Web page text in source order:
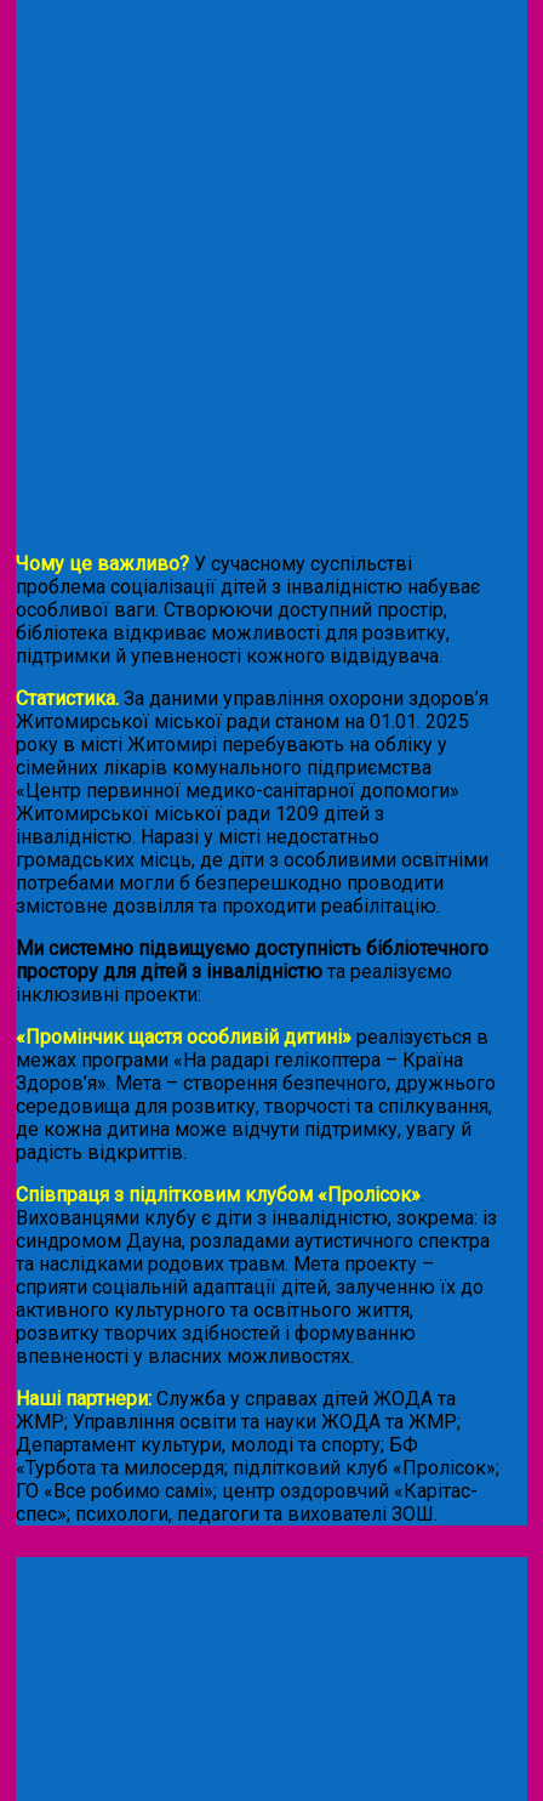
Чому це важливо? У сучасному суспільстві
проблема соціалізації дітей з інвалідністю набуває
особливої ваги. Створюючи доступний простір,
бібліотека відкриває можливості для розвитку,
підтримки й упевненості кожного відвідувача.
Статистика. За даними управління охорони здоров’я
Житомирської міської ради станом на 01.01. 2025
року в місті Житомирі перебувають на обліку у
сімейних лікарів комунального підприємства
«Центр первинної медико-санітарної допомоги»
Житомирської міської ради 1209 дітей з
інвалідністю. Наразі у місті недостатньо
громадських місць, де діти з особливими освітніми
потребами могли б безперешкодно проводити
змістовне дозвілля та проходити реабілітацію.
Ми системно підвищуємо доступність бібліотечного
простору для дітей з інвалідністю та реалізуємо
інклюзивні проекти:
«Промінчик щастя особливій дитині» реалізується в
межах програми «На радарі гелікоптера – Країна
Здоров’я». Мета – створення безпечного, дружнього
середовища для розвитку, творчості та спілкування,
де кожна дитина може відчути підтримку, увагу й
радість відкриттів.
Співпраця з підлітковим клубом «Пролісок».
Вихованцями клубу є діти з інвалідністю, зокрема: із
синдромом Дауна, розладами аутистичного спектра
та наслідками родових травм. Мета проекту –
сприяти соціальній адаптації дітей, залученню їх до
активного культурного та освітнього життя,
розвитку творчих здібностей і формуванню
впевненості у власних можливостях.
Наші партнери: Служба у справах дітей ЖОДА та
ЖМР; Управління освіти та науки ЖОДА та ЖМР;
Департамент культури, молоді та спорту; БФ
«Турбота та милосердя; підлітковий клуб «Пролісок»;
ГО «Все робимо самі»; центр оздоровчий «Карітас-
спес»; психологи, педагоги та вихователі ЗОШ.